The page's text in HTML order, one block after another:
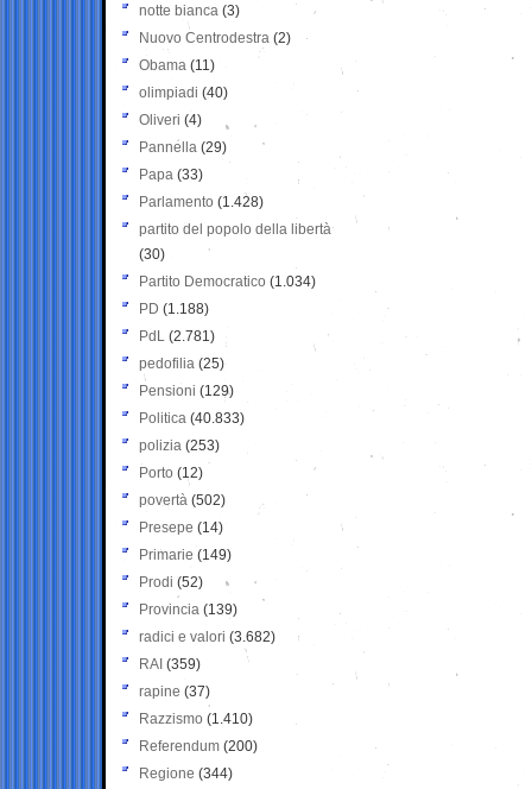
notte bianca (3)
Nuovo Centrodestra (2)
Obama (11)
olimpiadi (40)
Oliveri (4)
Pannella (29)
Papa (33)
Parlamento (1.428)
partito del popolo della libertà
(30)
Partito Democratico (1.034)
PD (1.188)
PdL (2.781)
pedofilia (25)
Pensioni (129)
Politica (40.833)
polizia (253)
Porto (12)
povertà (502)
Presepe (14)
Primarie (149)
Prodi (52)
Provincia (139)
radici e valori (3.682)
RAI (359)
rapine (37)
Razzismo (1.410)
Referendum (200)
Regione (344)